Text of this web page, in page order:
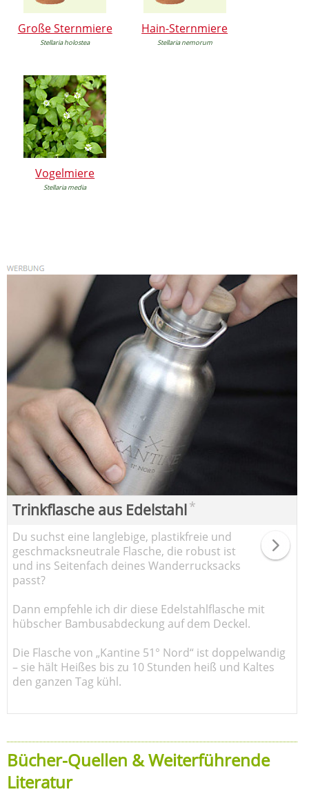
Große Sternmiere
Stellaria holostea
Hain-Sternmiere
Stellaria nemorum
Vogelmiere
Stellaria media
Trinkflasche aus Edelstahl*
Du suchst eine langlebige, plastikfreie und
geschmacksneutrale Flasche, die robust ist
und ins Seitenfach deines Wanderrucksacks
passt?
Dann empfehle ich dir diese Edelstahlflasche mit
hübscher Bambusabdeckung auf dem Deckel.
Die Flasche von „Kantine 51° Nord“ ist doppelwandig
– sie hält Heißes bis zu 10 Stunden heiß und Kaltes
den ganzen Tag kühl.
Bücher-Quellen & Weiterführende
Literatur